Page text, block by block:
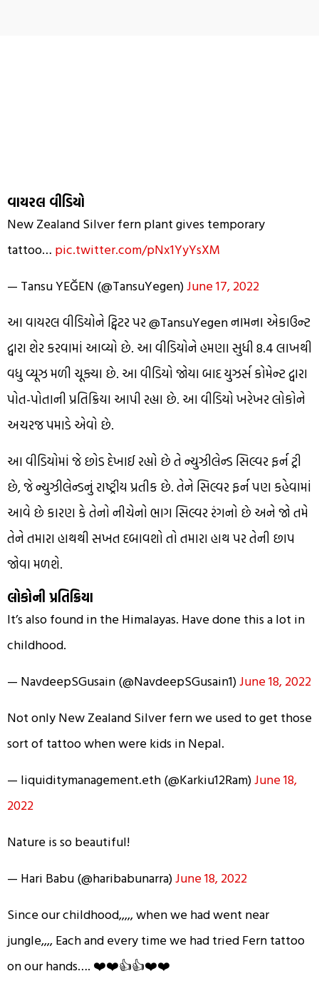
વાયરલ વીડિયો
New Zealand Silver fern plant gives temporary
tattoo… pic.twitter.com/pNx1YyYsXM
— Tansu YEĞEN (@TansuYegen)June 17, 2022
આ વાયરલ વીડિયોને ટ્વિટર પર @TansuYegen નામના એકાઉન્ટ
દ્વારા શેર કરવામાં આવ્યો છે. આ વીડિયોને હમણા સુધી 8.4 લાખથી
વધુ વ્યૂઝ મળી ચૂક્યા છે. આ વીડિયો જોયા બાદ યુઝર્સ કોમેન્ટ દ્વારા
પોત-પોતાની પ્રતિક્રિયા આપી રહ્યા છે. આ વીડિયો ખરેખર લોકોને
અચરજ પમાડે એવો છે.
આ વીડિયોમાં જે છોડ દેખાઈ રહ્યો છે તે ન્યુઝીલેન્ડ સિલ્વર ફર્ન ટ્રી
છે, જે ન્યુઝીલેન્ડનું રાષ્ટ્રીય પ્રતીક છે. તેને સિલ્વર ફર્ન પણ કહેવામાં
આવે છે કારણ કે તેનો નીચેનો ભાગ સિલ્વર રંગનો છે અને જો તમે
તેને તમારા હાથથી સખત દબાવશો તો તમારા હાથ પર તેની છાપ
જોવા મળશે.
લોકોની પ્રતિક્રિયા
It’s also found in the Himalayas. Have done this a lot in
childhood.
— NavdeepSGusain (@NavdeepSGusain1)June 18, 2022
Not only New Zealand Silver fern we used to get those
sort of tattoo when were kids in Nepal.
— liquiditymanagement.eth (@Karkiu12Ram)June 18,
2022
Nature is so beautiful!
— Hari Babu (@haribabunarra)June 18, 2022
Since our childhood,,,,, when we had went near
jungle,,,, Each and every time we had tried Fern tattoo
on our hands…. ❤️❤️👍👍❤️❤️